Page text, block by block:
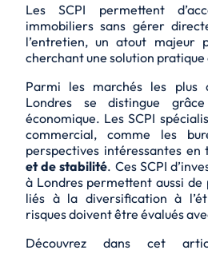
Les SCPI permettent
immobiliers sans gérer
l’entretien, un atout majeur
cherchant une solution
Parmi les marchés les
Londres se distingue
économique. Les SCPI
commercial, comme les
perspectives intéressantes en
et de stabilité. Ces SCPI
à Londres permettent aussi
liés à la diversification à
risques doivent être évalués
Découvrez dans cet